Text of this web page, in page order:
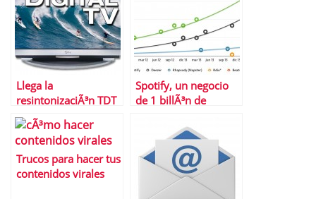
Llega la
resintonizaciÃ³n TDT
Â¿quÃ© hacer?
Â¿cuÃ¡nto cuesta?Â¿
a quiÃ©n afecta?
Spotify, un negocio
de 1 billÃ³n de
Trucos para hacer tus
contenidos virales